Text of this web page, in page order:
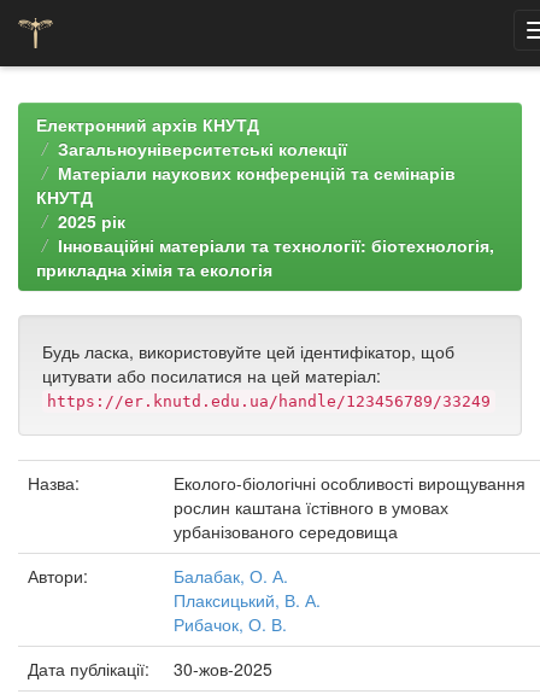
navigationЕлектронний архів КНУТД
Загальноуніверситетські колекції
Матеріали наукових конференцій та семінарів
КНУТД
2025 рік
Інноваційні матеріали та технології: біотехнологія,
прикладна хімія та екологія
Будь ласка, використовуйте цей ідентифікатор, щоб
цитувати або посилатися на цей матеріал:
https://er.knutd.edu.ua/handle/123456789/33249
Назва:
Еколого-біологічні особливості вирощування
рослин каштана їстівного в умовах
урбанізованого середовища
Автори:
Балабак, О. А.
Плаксицький, В. А.
Рибачок, О. В.
Дата публікації:
30-жов-2025